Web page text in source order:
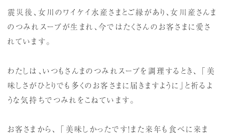
震災後、女川のワイケイ水産さまとご縁があり、女川産さんま
のつみれスープが生まれ、今ではたくさんのお客さまに愛さ
れています。
わたしは、いつもさんまのつみれスープを調理するとき、 「美
味しさがひとりでも多くのお客さまに届きますように」と祈るよ
うな気持ちでつみれをこねています。
お客さまから、 「美味しかったです！また来年も食べに来ま